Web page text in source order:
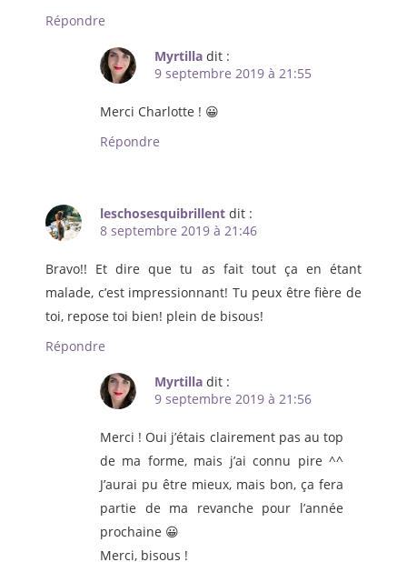
Répondre
Myrtilla dit :
9 septembre 2019 à 21:55
Merci Charlotte ! 😀
Répondre
leschosesquibrillent dit :
8 septembre 2019 à 21:46
Bravo!! Et dire que tu as fait tout ça en étant
malade, c’est impressionnant! Tu peux être fière de
toi, repose toi bien! plein de bisous!
Répondre
Myrtilla dit :
9 septembre 2019 à 21:56
Merci ! Oui j’étais clairement pas au top
de ma forme, mais j’ai connu pire ^^
J’aurai pu être mieux, mais bon, ça fera
partie de ma revanche pour l’année
prochaine 😀
Merci, bisous !